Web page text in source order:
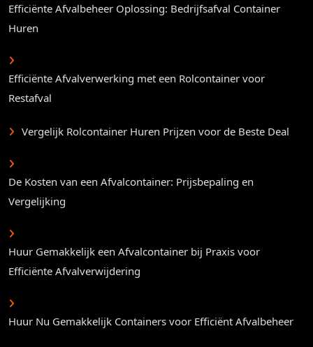
Efficiënte Afvalbeheer Oplossing: Bedrijfsafval Container
Huren
Efficiënte Afvalverwerking met een Rolcontainer voor
Restafval
Vergelijk Rolcontainer Huren Prijzen voor de Beste Deal
De Kosten van een Afvalcontainer: Prijsbepaling en
Vergelijking
Huur Gemakkelijk een Afvalcontainer bij Praxis voor
Efficiënte Afvalverwijdering
Huur Nu Gemakkelijk Containers voor Efficiënt Afvalbeheer